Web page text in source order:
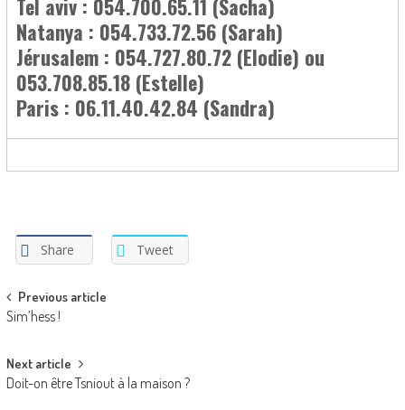
Tel aviv : 054.700.65.11 (Sacha)
Natanya : 054.733.72.56 (Sarah)
Jérusalem : 054.727.80.72 (Elodie) ou
053.708.85.18 (Estelle)
Paris : 06.11.40.42.84 (Sandra)
Share Tweet
Post
navigation
Previous article
Sim’hess !
Next article
Doit-on être Tsniout à la maison ?